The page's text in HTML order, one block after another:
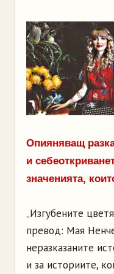
Опияняващ
и
значенията,
„Изгубените
превод: Мая
неразказаните
и за историите,